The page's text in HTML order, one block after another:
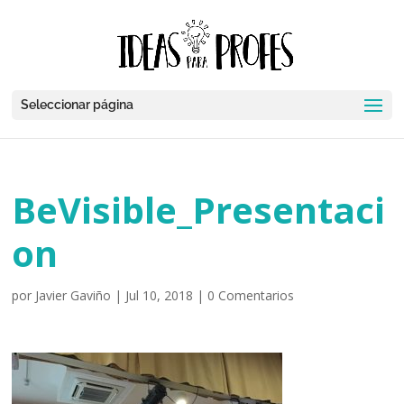
Seleccionar página
BeVisible_Presentaci
on
por Javier Gaviño | Jul 10, 2018 | 0 Comentarios